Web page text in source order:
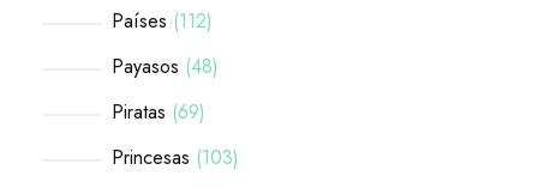
Países 112
Payasos 48
Piratas 69
Princesas 103